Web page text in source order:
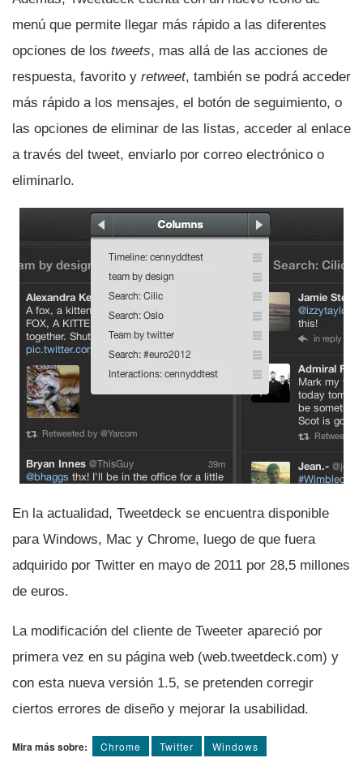
menú que permite llegar más rápido a las diferentes
opciones de los tweets, mas allá de las acciones de
respuesta, favorito y retweet, también se podrá acceder
más rápido a los mensajes, el botón de seguimiento, o
las opciones de eliminar de las listas, acceder al enlace
a través del tweet, enviarlo por correo electrónico o
eliminarlo.
En la actualidad, Tweetdeck se encuentra disponible
para Windows, Mac y Chrome, luego de que fuera
adquirido por Twitter en mayo de 2011 por 28,5 millones
de euros.
La modificación del cliente de Tweeter apareció por
primera vez en su página web (web.tweetdeck.com) y
con esta nueva versión 1.5, se pretenden corregir
ciertos errores de diseño y mejorar la usabilidad.
Mira más sobre: Chrome Twitter Windows